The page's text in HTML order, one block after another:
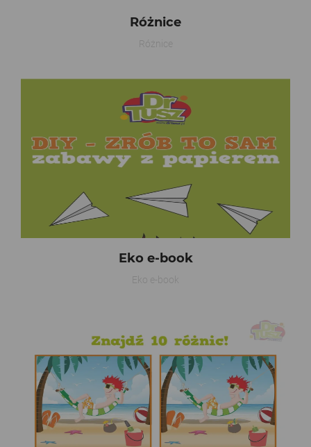
Różnice
Różnice
Eko e-book
Eko e-book